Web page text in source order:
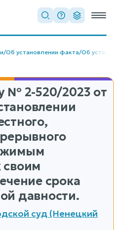
/Об установлении факта/Об
№ 2-520/2023 от
срока
давности.
суд (Ненецкий